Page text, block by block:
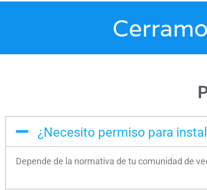
¿Necesito permiso para
Depende de la normativa de tu comunidad de